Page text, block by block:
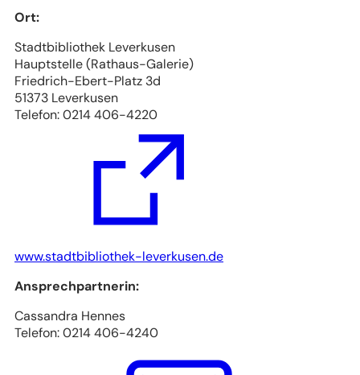
Ort:
Stadtbibliothek Leverkusen
Hauptstelle (Rathaus-Galerie)
Friedrich-Ebert-Platz 3d
51373 Leverkusen
Telefon: 0214 406-4220
www.stadtbibliothek-leverkusen.de
(Öffnet
einem
neuen
Tab)
Ansprechpartnerin:
Cassandra Hennes
Telefon: 0214 406-4240